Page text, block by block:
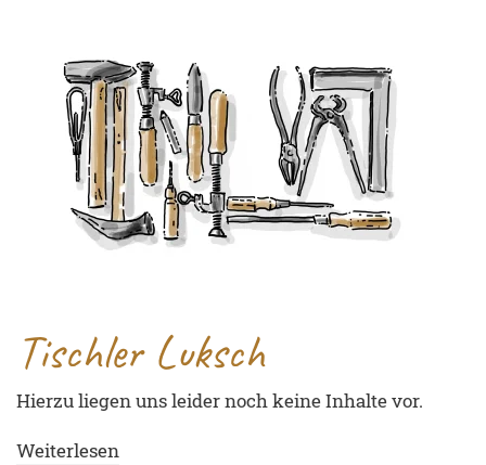
Tischler Luksch
Hierzu liegen uns leider noch keine Inhalte vor.
Weiterlesen